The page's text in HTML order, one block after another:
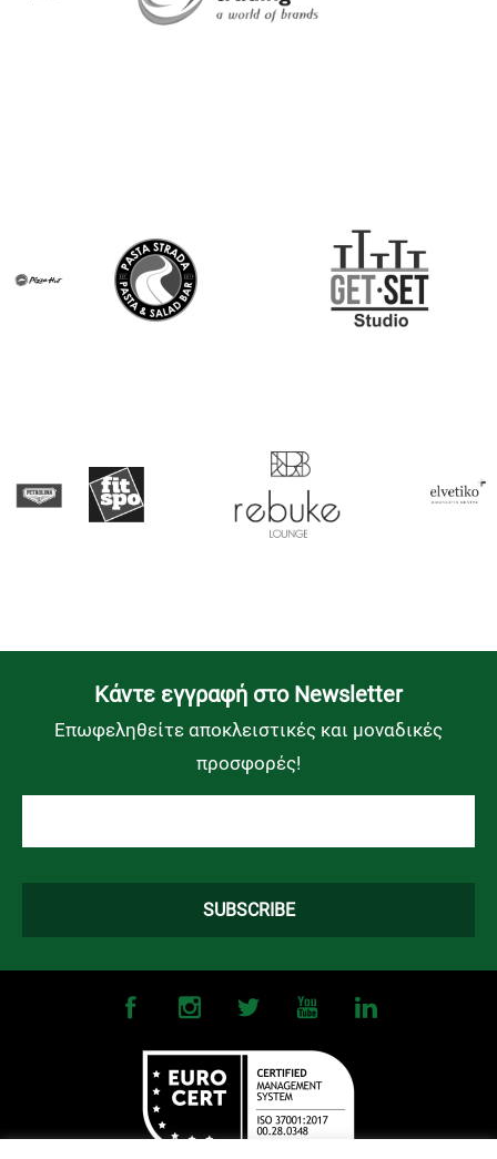
Kάντε εγγραφή στο Newsletter
Επωφεληθείτε αποκλειστικές και μοναδικές
προσφορές!